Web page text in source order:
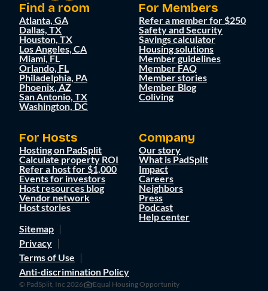
Find a room
Atlanta, GA
Dallas, TX
Houston, TX
Los Angeles, CA
Miami, FL
Orlando, FL
Philadelphia, PA
Phoenix, AZ
San Antonio, TX
Washington, DC
For Members
Refer a member for $250
Safety and Security
Savings calculator
Housing solutions
Member guidelines
Member FAQ
Member stories
Member Blog
Coliving
For Hosts
Hosting on PadSplit
Calculate property ROI
Refer a host for $1,000
Events for investors
Host resources blog
Vendor network
Host stories
Company
Our story
What is PadSplit
Impact
Careers
Neighbors
Press
Podcast
Help center
Sitemap
Privacy
Terms of Use
Anti-discrimination Policy
© PadSplit, Inc 2026
Equal Housing Opportunity